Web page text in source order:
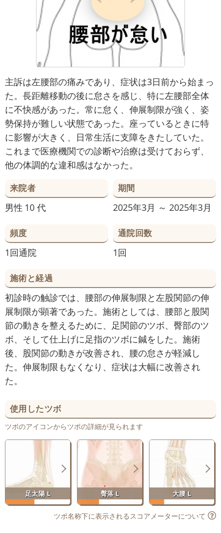
主訴は左腰部の痛みであり、症状は3日前から始まっ
た。長距離移動の後に怠さを感じ、特に左腰部全体
に不快感があった。常に怠く、伸展制限が強く、姿
勢保持が難しい状態であった。座っているときに特
に影響が大きく、日常生活に支障をきたしていた。
これまで医療機関での診断や治療は受けておらず、
他の体調的な違和感はなかった。
来院者
男性 10 代
期間
2025年3月 ～ 2025年3月
頻度
1回通院
通院回数
1回
施術と経過
初診時の触診では、腰部の伸展制限と左股関節の伸
展制限が顕著であった。施術としては、腰部と股関
節の動きを整えるために、足関節のツボ、臀部のツ
ボ、そして仕上げに足指のツボに鍼をした。施術
後、股関節の動きが改善され、腰の怠さが軽減し
た。伸展制限もなくなり、症状は大幅に改善され
た。
使用したツボ
ツボのアイコンからツボの詳細が見られます
足太陽 L 臀落 L 大腰 L
ツボ名称下に表示されるスコアメーターについて